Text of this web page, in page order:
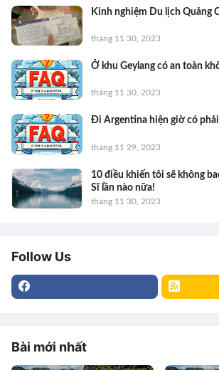
Kinh nghiệm Du lịch Quảng
tháng 11 30, 2023
Ở khu Geylang có an toàn
tháng 11 30, 2023
Đi Argentina hiện giờ có
tháng 11 29, 2023
10 điều khiến tôi sẽ không
Sĩ lần nào nữa!
tháng 11 30, 2023
Follow Us
Bài mới nhất